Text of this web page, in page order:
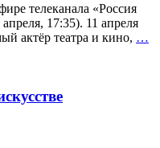
телеканала «Россия
17:35). 11 апреля
актёр театра и кино, …